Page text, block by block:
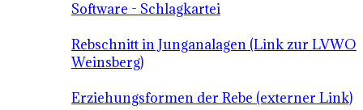
Software - Schlagkartei
Rebschnitt in Junganalagen (Link zur LVWO
Weinsberg)
Erziehungsformen der Rebe (externer Link)